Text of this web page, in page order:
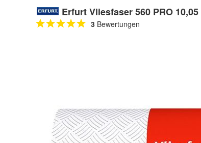
Erfurt Vliesfaser 560 PRO
3 Bewertungen